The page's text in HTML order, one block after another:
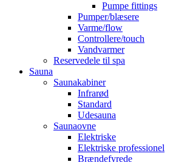
Pumpe fittings
Pumper/blæsere
Varme/flow
Controllere/touch
Vandvarmer
Reservedele til spa
Sauna
Saunakabiner
Infrarød
Standard
Udesauna
Saunaovne
Elektriske
Elektriske professionel
Brændefyrede